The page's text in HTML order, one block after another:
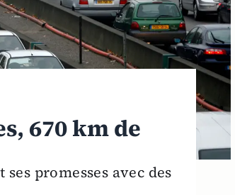
670 km de
promesses avec des